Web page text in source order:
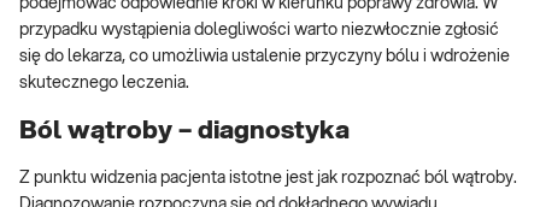
podejmować odpowiednie kroki w kierunku poprawy zdrowia. W
przypadku wystąpienia dolegliwości warto niezwłocznie zgłosić
się do lekarza, co umożliwia ustalenie przyczyny bólu i wdrożenie
skutecznego leczenia.
Ból wątroby – diagnostyka
Z punktu widzenia pacjenta istotne jest jak rozpoznać ból wątroby.